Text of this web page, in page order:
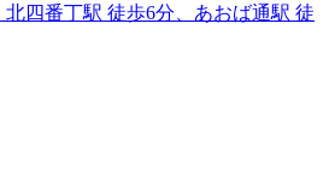
四番丁駅 徒歩6分、あおば通駅 徒